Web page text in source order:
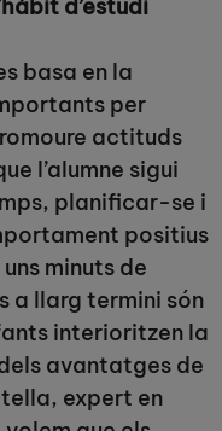
d’estudi
basa en la
per
actituds
l’alumne sigui
planificar-se i
positius
minuts de
a llarg termini són
interioritzen la
avantatges de
expert en